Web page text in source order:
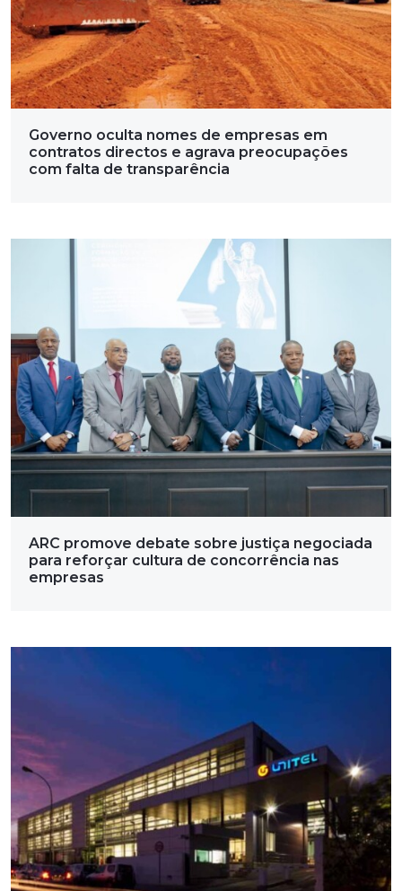
Governo oculta nomes de empresas em
contratos directos e agrava preocupações
com falta de transparência
ARC promove debate sobre justiça negociada
para reforçar cultura de concorrência nas
empresas